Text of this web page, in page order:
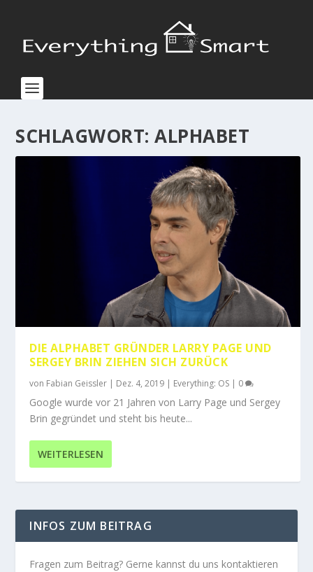
SCHLAGWORT:ALPHABET
DIE ALPHABET GRÜNDER LARRY PAGE UND
SERGEY BRIN ZIEHEN SICH ZURÜCK
von Fabian Geissler | Dez. 4, 2019 | Everything: OS | 0
Google wurde vor 21 Jahren von Larry Page und Sergey
Brin gegründet und steht bis heute...
WEITERLESEN
INFOS ZUM BEITRAG
Fragen zum Beitrag? Gerne kannst du uns kontaktieren